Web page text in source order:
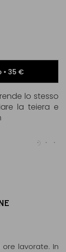
35 €
lo stesso
la teiera e
lavorate. In